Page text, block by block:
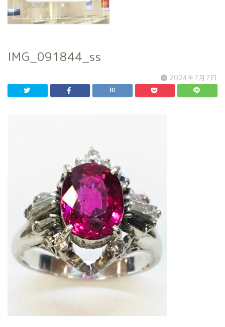
IMG_091844_ss
2024年7月7日